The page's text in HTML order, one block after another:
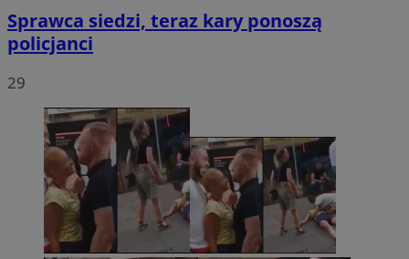
Sprawca siedzi, teraz kary ponoszą
policjanci
29